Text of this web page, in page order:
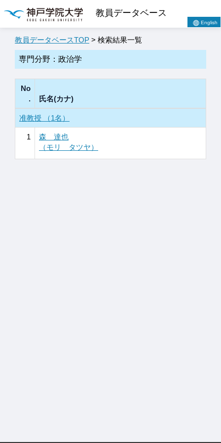
教員データベース
English
教員データベースTOP > 検索結果一覧
専門分野：政治学
No
.
氏名(カナ)
准教授 （1名）
1
森 達也
（モリ タツヤ）